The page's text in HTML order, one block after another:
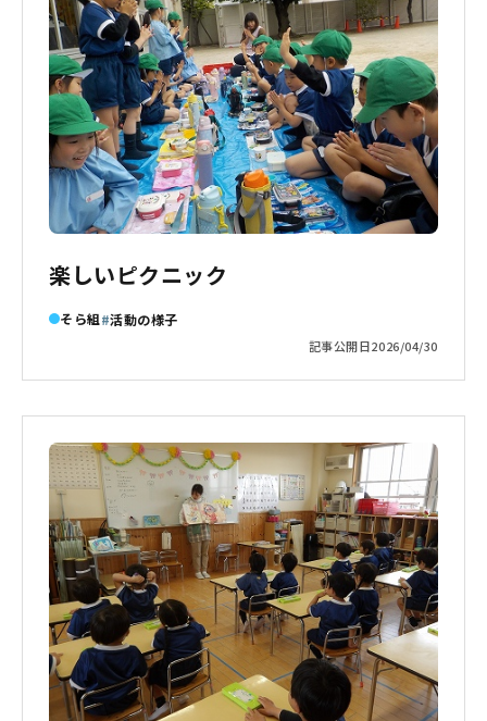
楽しいピクニック
そら組 活動の様子
記事公開日2026/04/30